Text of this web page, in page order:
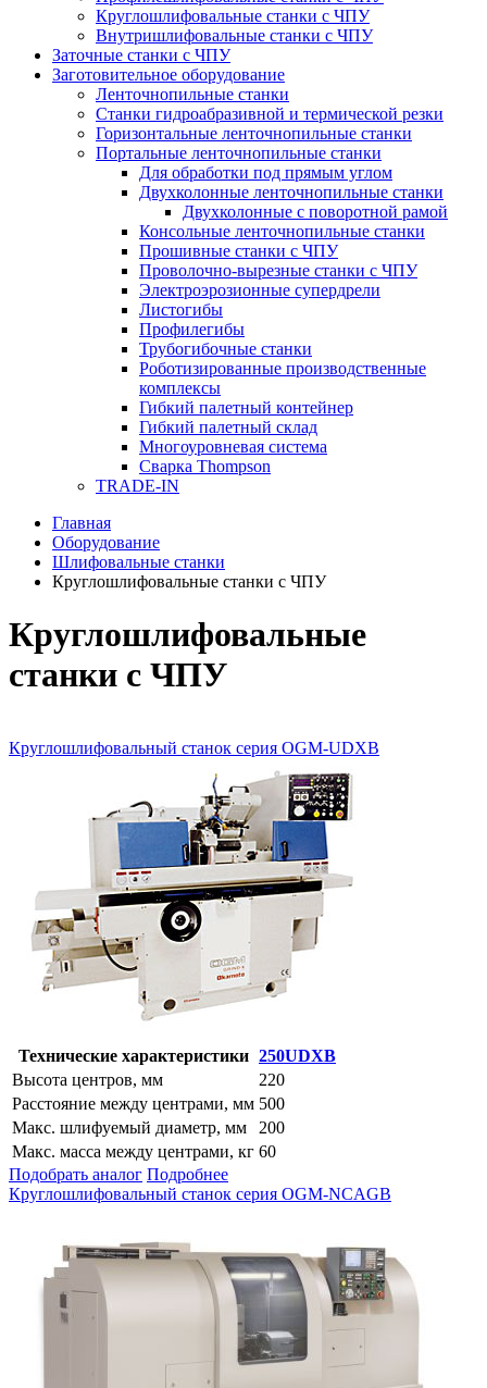
Круглошлифовальные станки с ЧПУ
Внутришлифовальные станки с ЧПУ
Заточные станки с ЧПУ
Заготовительное оборудование
Ленточнопильные станки
Станки гидроабразивной и термической резки
Горизонтальные ленточнопильные станки
Портальные ленточнопильные станки
Для обработки под прямым углом
Двухколонные ленточнопильные станки
Двухколонные с поворотной рамой
Консольные ленточнопильные станки
Прошивные станки с ЧПУ
Проволочно-вырезные станки с ЧПУ
Электроэрозионные супердрели
Листогибы
Профилегибы
Трубогибочные станки
Роботизированные производственные
комплексы
Гибкий палетный контейнер
Гибкий палетный склад
Многоуровневая система
Сварка Thompson
TRADE-IN
Главная
Оборудование
Шлифовальные станки
Круглошлифовальные станки с ЧПУ
Круглошлифовальные
станки с ЧПУ
Круглошлифовальный станок серия OGM-UDXB
Технические характеристики 250UDXB
Высота центров, мм
220
Расстояние между центрами, мм 500
Макс. шлифуемый диаметр, мм
200
Макс. масса между центрами, кг 60
Подобрать аналог Подробнее
Круглошлифовальный станок серия OGM-NCAGB